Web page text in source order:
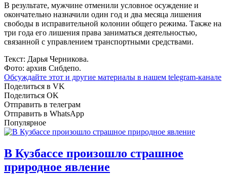
В результате, мужчине отменили условное осуждение и
окончательно назначили один год и два месяца лишения
свободы в исправительной колонии общего режима. Также на
три года его лишения права заниматься деятельностью,
связанной с управлением транспортными средствами.
Текст: Дарья Черникова.
Фото: архив Сибдепо.
Обсуждайте этот и другие материалы в нашем telegram-канале
Поделиться в VK
Поделиться OK
Отправить в телеграм
Отправить в WhatsApp
Популярное
В Кузбассе произошло страшное
природное явление